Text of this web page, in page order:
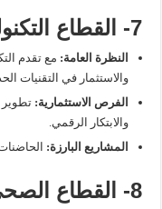
7- القطاع التكنولوجي والابتكار:
النظرة العامة: مع تقدم
والاستثمار في التقنيات
الفرص الاستثمارية: تطوير
والابتكار الرقمي.
المشاريع البارزة:
8- القطاع الصحي: